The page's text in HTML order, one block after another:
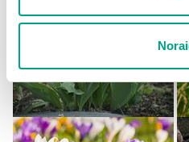
Spiežot uz pogas
sīkdatņu politiku
piekrišanu sadaļā “Sīkdatņu